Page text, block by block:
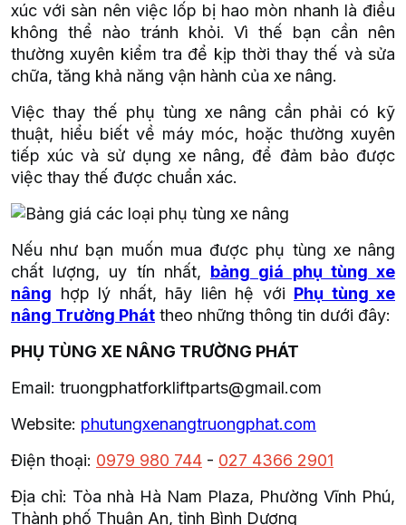
xúc với sàn nên việc lốp bị hao mòn nhanh là điều
không thể nào tránh khỏi. Vì thế bạn cần nên
thường xuyên kiểm tra để kịp thời thay thế và sửa
chữa, tăng khả năng vận hành của xe nâng.
Việc thay thế phụ tùng xe nâng cần phải có kỹ
thuật, hiểu biết về máy móc, hoặc thường xuyên
tiếp xúc và sử dụng xe nâng, để đảm bảo được
việc thay thế được chuẩn xác.
Nếu như bạn muốn mua được phụ tùng xe nâng
chất lượng, uy tín nhất, bảng giá phụ tùng xe
nâng hợp lý nhất, hãy liên hệ với Phụ tùng xe
nâng Trường Phát theo những thông tin dưới đây:
PHỤ TÙNG XE NÂNG TRƯỜNG PHÁT
Email: truongphatforkliftparts@gmail.com
Website: phutungxenangtruongphat.com
Điện thoại: 0979 980 744 - 027 4366 2901
Địa chỉ: Tòa nhà Hà Nam Plaza, Phường Vĩnh Phú,
Thành phố Thuận An, tỉnh Bình Dương